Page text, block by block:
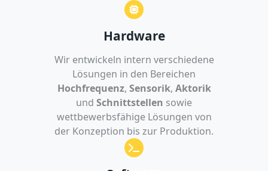
Hardware
Wir entwickeln intern verschiedene
Lösungen in den Bereichen
Hochfrequenz, Sensorik, Aktorik
und Schnittstellen sowie
wettbewerbsfähige Lösungen von
der Konzeption bis zur Produktion.